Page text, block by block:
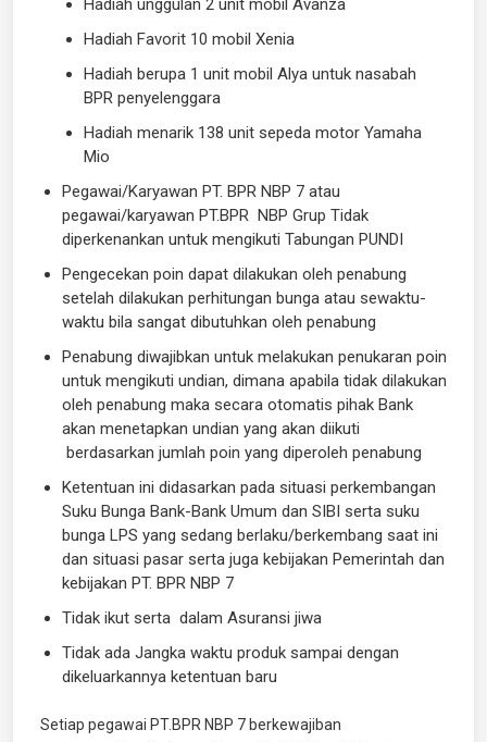
Hadiah unggulan 2 unit mobil Avanza
Hadiah Favorit 10 mobil Xenia
Hadiah berupa 1 unit mobil Alya untuk nasabah
BPR penyelenggara
Hadiah menarik 138 unit sepeda motor Yamaha
Mio
Pegawai/Karyawan PT. BPR NBP 7 atau
pegawai/karyawan PT.BPR NBP Grup Tidak
diperkenankan untuk mengikuti Tabungan PUNDI
Pengecekan poin dapat dilakukan oleh penabung
setelah dilakukan perhitungan bunga atau sewaktu-
waktu bila sangat dibutuhkan oleh penabung
Penabung diwajibkan untuk melakukan penukaran poin
untuk mengikuti undian, dimana apabila tidak dilakukan
oleh penabung maka secara otomatis pihak Bank
akan menetapkan undian yang akan diikuti
berdasarkan jumlah poin yang diperoleh penabung
Ketentuan ini didasarkan pada situasi perkembangan
Suku Bunga Bank-Bank Umum dan SIBI serta suku
bunga LPS yang sedang berlaku/berkembang saat ini
dan situasi pasar serta juga kebijakan Pemerintah dan
kebijakan PT. BPR NBP 7
Tidak ikut serta dalam Asuransi jiwa
Tidak ada Jangka waktu produk sampai dengan
dikeluarkannya ketentuan baru
Setiap pegawai PT.BPR NBP 7 berkewajiban